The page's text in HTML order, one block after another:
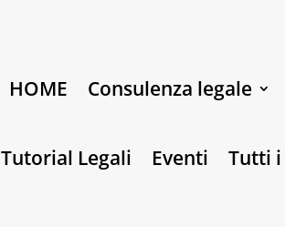
HOME Consulenza legale
Tutorial Legali Eventi Tutti i